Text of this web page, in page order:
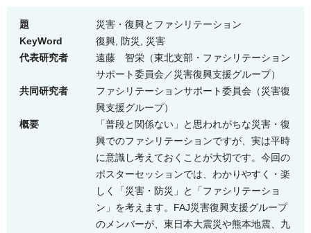
題
災害・復興とファシリテーション
KeyWord
復興, 防災, 災害
代表研究者
遠藤 智栄（東北支部・ファシリテーション
サポート委員会／災害復興支援グループ）
共同研究者
ファシリテーションサポート委員会（災害復
興支援グループ）
概要
「普段と関係ない」と思われがちな災害・復
興でのファシリテーションですが、実は平時
に意識し考えておくことが大切です。今回の
ポスターセッションでは、わかりやすく・楽
しく「災害・防災」と「ファシリテーショ
ン」を考えます。FAJ災害復興支援グループ
のメンバーが、東日本大震災や熊本地震、九